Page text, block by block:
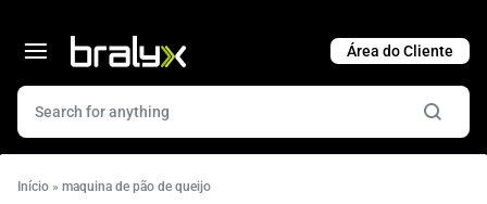
Início » maquina de pão de queijo